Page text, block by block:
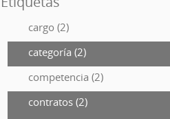
cargo (2)
categoría (2)
competencia (2)
contratos (2)